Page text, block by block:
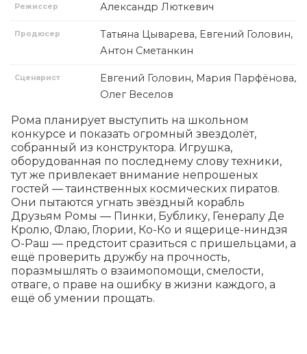
Режиссер Александр Люткевич
Продюсер
Татьяна Цыварева, Евгений Головин,
Антон Сметанкин
Сценарист
Евгений Головин, Мария Парфёнова,
Олег Веселов
Рома планирует выступить на школьном
конкурсе и показать огромный звездолёт,
собранный из конструктора. Игрушка,
оборудованная по последнему слову техники,
тут же привлекает внимание непрошеных
гостей — таинственных космических пиратов.
Они пытаются угнать звёздный корабль
Друзьям Ромы — Пинки, Бублику, Генералу Де
Кролю, Флаю, Глории, Ко-Ко и ящерице-ниндзя
О-Раш — предстоит сразиться с пришельцами, а
ещё проверить дружбу на прочность,
поразмышлять о взаимопомощи, смелости,
отваге, о праве на ошибку в жизни каждого, а
ещё об умении прощать.